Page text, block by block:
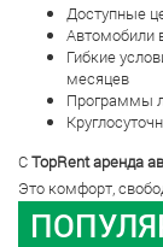
Доступные
Автомобили
Гибкие
месяцев
Программы
СTopRent аренда
Это комфорт,